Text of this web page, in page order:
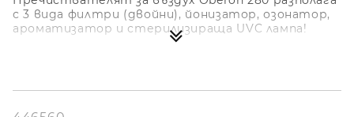
с 3 вида филтри (двойни), йонизатор, озонатор,
ароматизатор и стерилизираща UVC лампа!
стерилизираща UVC лампа):